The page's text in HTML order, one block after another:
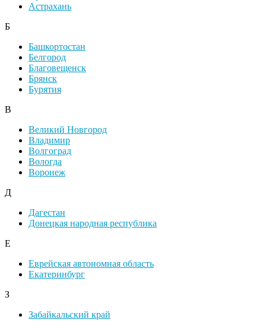
Астрахань
Б
Башкортостан
Белгород
Благовещенск
Брянск
Бурятия
В
Великий Новгород
Владимир
Волгоград
Вологда
Воронеж
Д
Дагестан
Донецкая народная республика
Е
Еврейская автономная область
Екатеринбург
З
Забайкальский край